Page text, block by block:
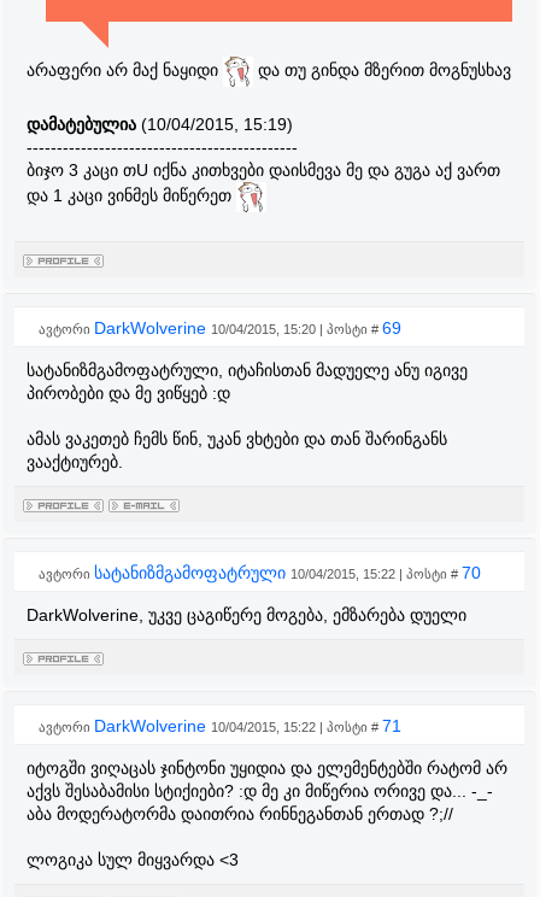
არაფერი არ მაქ ნაყიდი და თუ გინდა მზერით მოგნუსხავ
დამატებულია (10/04/2015, 15:19)
---------------------------------------------
ბიჯო 3 კაცი თU იქნა კითხვები დაისმევა მე და გუგა აქ ვართ
და 1 კაცი ვინმეს მიწერეთ
ავტორი DarkWolverine 10/04/2015, 15:20 | პოსტი # 69
სატანიზმგამოფატრული, იტაჩისთან მადუელე ანუ იგივე
პირობები და მე ვიწყებ :დ
ამას ვაკეთებ ჩემს წინ, უკან ვხტები და თან შარინგანს
ვააქტიურებ.
ავტორი სატანიზმგამოფატრული 10/04/2015, 15:22 | პოსტი # 70
DarkWolverine, უკვე ცაგიწერე მოგება, ემზარება დუელი
ავტორი DarkWolverine 10/04/2015, 15:22 | პოსტი # 71
იტოგში ვიღაცას ჯინტონი უყიდია და ელემენტებში რატომ არ
აქვს შესაბამისი სტიქიები? :დ მე კი მიწერია ორივე და... -_-
აბა მოდერატორმა დაითრია რინნეგანთან ერთად ?;//
ლოგიკა სულ მიყვარდა <3